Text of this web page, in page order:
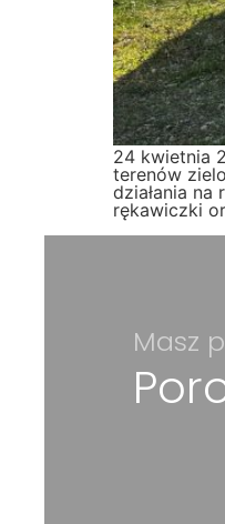
24 kwietnia
terenów
działania
rękawiczki
Masz